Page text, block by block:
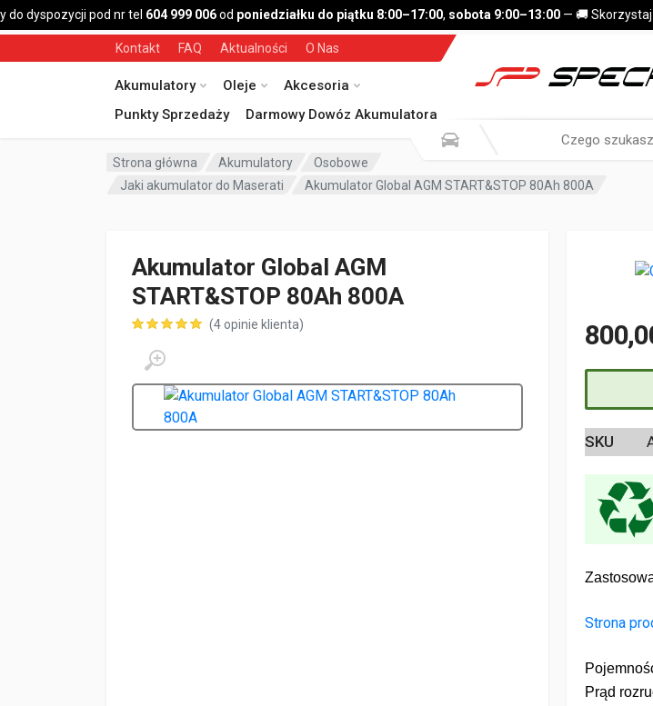
dyspozycji pod nr tel604 999 006odponiedziałku do piątku 8:00–17:00,sobota 9:00–13:00— 🚚 Skorzystaj z
Kontakt FAQ Aktualności O Nas
Akumulatory Oleje
Akcesoria
Punkty Sprzedaży
Darmowy Dowóz Akumulatora
Strona główna Akumulatory
Osobowe
Jaki akumulator do Maserati
Akumulator Global AGM START&STOP 80Ah 800A
Akumulator Global AGM
START&STOP 80Ah 800A
ocen klientów
(4 opinie klienta)
SKU
Strona
Prąd